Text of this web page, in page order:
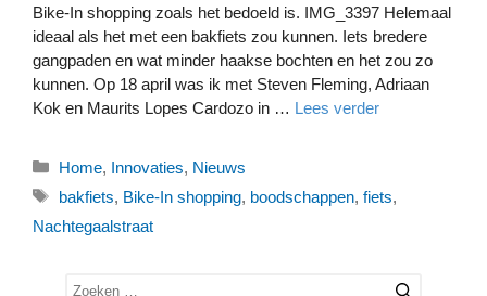
Bike-In shopping zoals het bedoeld is. IMG_3397 Helemaal
ideaal als het met een bakfiets zou kunnen. Iets bredere
gangpaden en wat minder haakse bochten en het zou zo
kunnen. Op 18 april was ik met Steven Fleming, Adriaan
Kok en Maurits Lopes Cardozo in … Lees verder
Categorieën
Home, Innovaties, Nieuws
Tags
bakfiets, Bike-In shopping, boodschappen, fiets,
Nachtegaalstraat
Zoek